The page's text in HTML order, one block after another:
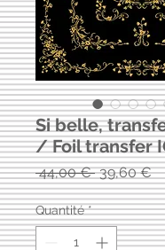
Si belle,
/ Foil transfer
44,00 € Prix
original
39,60 €
Quantité *